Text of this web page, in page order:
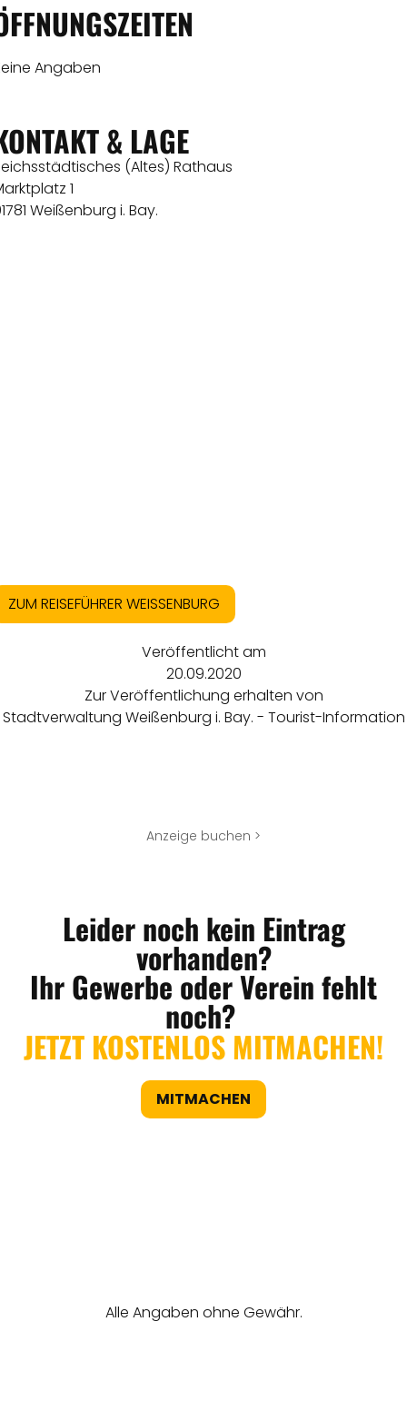
Angaben
& LAGE
(Altes) Rathaus
1
Weißenburg i. Bay.
ZUM REISEFÜHRER WEISSENBURG
Veröffentlicht am
20.09.2020
Zur Veröffentlichung erhalten von
Stadtverwaltung Weißenburg i. Bay. - Tourist-Information
Anzeige buchen >
Leider noch kein Eintrag
vorhanden?
Ihr Gewerbe oder Verein fehlt
noch?
JETZT KOSTENLOS MITMACHEN!
MITMACHEN